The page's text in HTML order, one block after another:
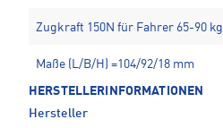
Zugkraft 150N für Fahrer 65-90 kg
Maße (L/B/H) =104/92/18 mm
HERSTELLERINFORMATIONEN
Hersteller